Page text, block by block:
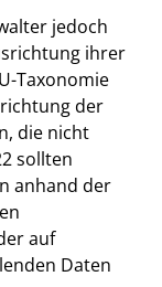
jedoch
ihrer
Taxonomie
der
die nicht
sollten
anhand der
auf
Daten